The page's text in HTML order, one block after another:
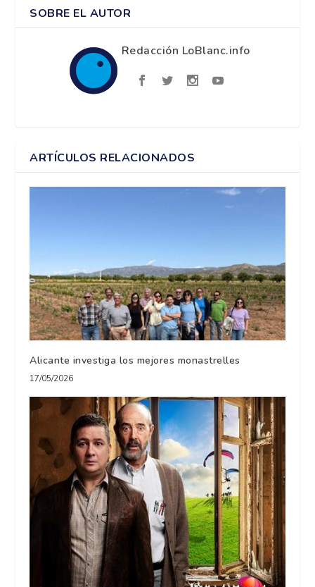
SOBRE EL AUTOR
Redacción LoBlanc.info
ARTÍCULOS RELACIONADOS
Alicante investiga los mejores monastrelles
17/05/2026